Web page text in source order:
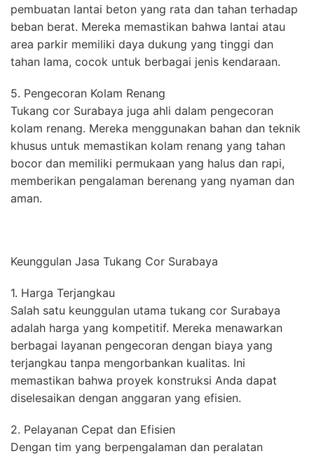
pembuatan lantai beton yang rata dan tahan terhadap
beban berat. Mereka memastikan bahwa lantai atau
area parkir memiliki daya dukung yang tinggi dan
tahan lama, cocok untuk berbagai jenis kendaraan.
5. Pengecoran Kolam Renang
Tukang cor Surabaya juga ahli dalam pengecoran
kolam renang. Mereka menggunakan bahan dan teknik
khusus untuk memastikan kolam renang yang tahan
bocor dan memiliki permukaan yang halus dan rapi,
memberikan pengalaman berenang yang nyaman dan
aman.
Keunggulan Jasa Tukang Cor Surabaya
1. Harga Terjangkau
Salah satu keunggulan utama tukang cor Surabaya
adalah harga yang kompetitif. Mereka menawarkan
berbagai layanan pengecoran dengan biaya yang
terjangkau tanpa mengorbankan kualitas. Ini
memastikan bahwa proyek konstruksi Anda dapat
diselesaikan dengan anggaran yang efisien.
2. Pelayanan Cepat dan Efisien
Dengan tim yang berpengalaman dan peralatan